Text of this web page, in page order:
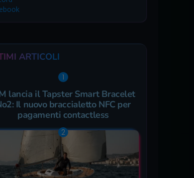
ARTICOLI
lancia il Tapster Smart Bracelet
Il nuovo braccialetto NFC per
pagamenti contactless